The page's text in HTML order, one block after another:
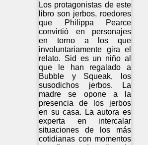
Los protagonistas de este
libro son jerbos, roedores
que Philippa Pearce
convirtió en personajes
en torno a los que
involuntariamente gira el
relato. Sid es un niño al
que le han regalado a
Bubble y Squeak, los
susodichos jerbos. La
madre se opone a la
presencia de los jerbos
en su casa. La autora es
experta en intercalar
situaciones de los más
cotidianas con momentos